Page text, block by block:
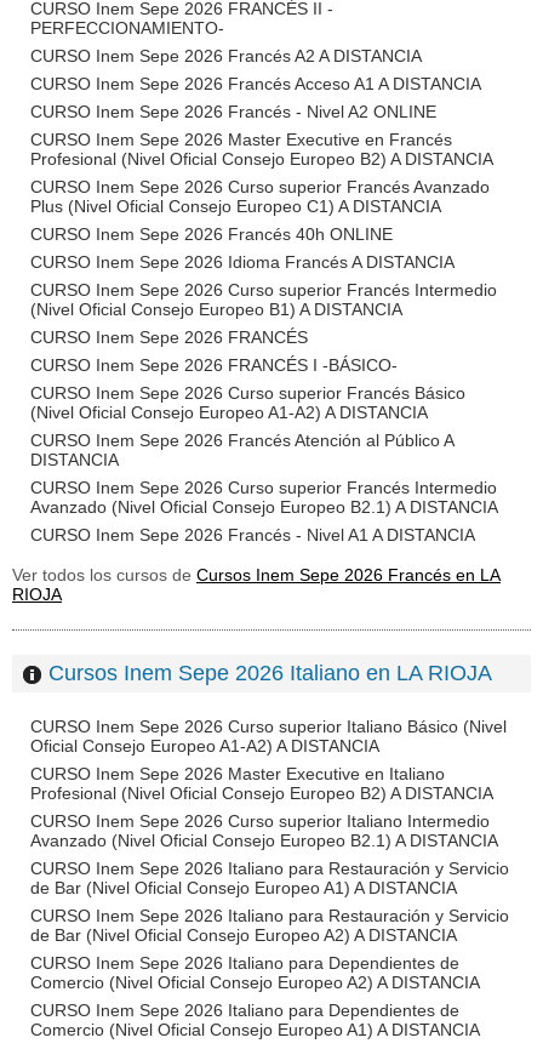
CURSO Inem Sepe 2026 FRANCÉS II -
PERFECCIONAMIENTO-
CURSO Inem Sepe 2026 Francés A2 A DISTANCIA
CURSO Inem Sepe 2026 Francés Acceso A1 A DISTANCIA
CURSO Inem Sepe 2026 Francés - Nivel A2 ONLINE
CURSO Inem Sepe 2026 Master Executive en Francés
Profesional (Nivel Oficial Consejo Europeo B2) A DISTANCIA
CURSO Inem Sepe 2026 Curso superior Francés Avanzado
Plus (Nivel Oficial Consejo Europeo C1) A DISTANCIA
CURSO Inem Sepe 2026 Francés 40h ONLINE
CURSO Inem Sepe 2026 Idioma Francés A DISTANCIA
CURSO Inem Sepe 2026 Curso superior Francés Intermedio
(Nivel Oficial Consejo Europeo B1) A DISTANCIA
CURSO Inem Sepe 2026 FRANCÉS
CURSO Inem Sepe 2026 FRANCÉS I -BÁSICO-
CURSO Inem Sepe 2026 Curso superior Francés Básico
(Nivel Oficial Consejo Europeo A1-A2) A DISTANCIA
CURSO Inem Sepe 2026 Francés Atención al Público A
DISTANCIA
CURSO Inem Sepe 2026 Curso superior Francés Intermedio
Avanzado (Nivel Oficial Consejo Europeo B2.1) A DISTANCIA
CURSO Inem Sepe 2026 Francés - Nivel A1 A DISTANCIA
Ver todos los cursos de Cursos Inem Sepe 2026 Francés en LA
RIOJA
Cursos Inem Sepe 2026 Italiano en LA RIOJA
CURSO Inem Sepe 2026 Curso superior Italiano Básico (Nivel
Oficial Consejo Europeo A1-A2) A DISTANCIA
CURSO Inem Sepe 2026 Master Executive en Italiano
Profesional (Nivel Oficial Consejo Europeo B2) A DISTANCIA
CURSO Inem Sepe 2026 Curso superior Italiano Intermedio
Avanzado (Nivel Oficial Consejo Europeo B2.1) A DISTANCIA
CURSO Inem Sepe 2026 Italiano para Restauración y Servicio
de Bar (Nivel Oficial Consejo Europeo A1) A DISTANCIA
CURSO Inem Sepe 2026 Italiano para Restauración y Servicio
de Bar (Nivel Oficial Consejo Europeo A2) A DISTANCIA
CURSO Inem Sepe 2026 Italiano para Dependientes de
Comercio (Nivel Oficial Consejo Europeo A2) A DISTANCIA
CURSO Inem Sepe 2026 Italiano para Dependientes de
Comercio (Nivel Oficial Consejo Europeo A1) A DISTANCIA